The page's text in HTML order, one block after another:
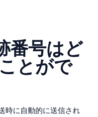
番号はど
とがで
時に自動的に送信され